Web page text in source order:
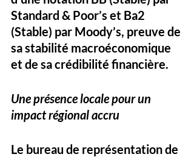
Standard & Poor’s et Ba2
(Stable) par Moody’s, preuve de
sa stabilité macroéconomique
et de sa crédibilité financière.
Une présence locale pour un
impact régional accru
Le bureau de représentation de